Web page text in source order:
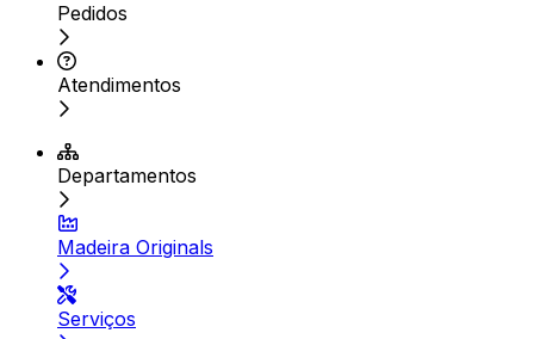
Pedidos
Atendimentos
Departamentos
Madeira Originals
Serviços